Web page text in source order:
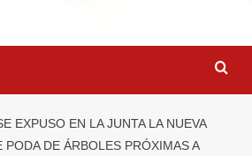
EXPUSO EN LA JUNTA LA NUEVA
DE ÁRBOLES PRÓXIMAS A